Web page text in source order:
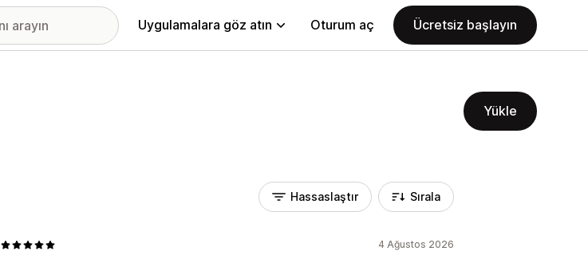
Uygulamalara göz atın Oturum aç Ücretsiz başlayın
Yükle
Hassaslaştır Sırala
4 Ağustos 2026